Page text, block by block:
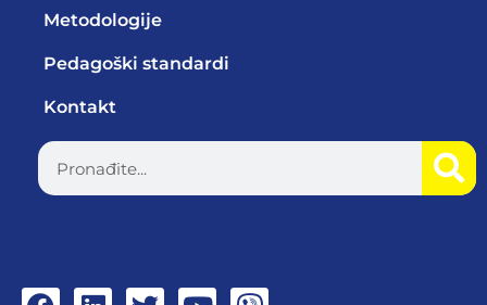
Metodologije
Pedagoški standardi
Kontakt